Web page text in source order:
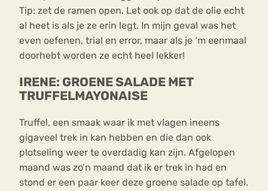
Tip: zet de ramen open. Let ook op dat de olie echt
al heet is als je ze erin legt. In mijn geval was het
even oefenen, trial en error, maar als je ‘m eenmaal
doorhebt worden ze echt heel lekker!
IRENE: GROENE SALADE MET
TRUFFELMAYONAISE
Truffel, een smaak waar ik met vlagen ineens
gigaveel trek in kan hebben en die dan ook
plotseling weer te overdadig kan zijn. Afgelopen
maand was zo’n maand dat ik er trek in had en
stond er een paar keer deze groene salade op tafel.